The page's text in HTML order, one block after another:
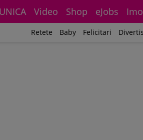
Video Shop eJobs
Retete Baby Felicitari